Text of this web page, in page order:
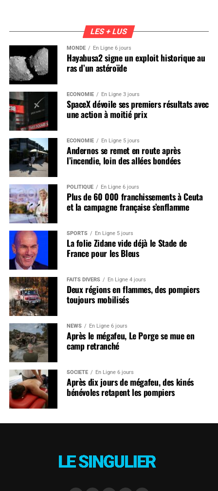
LES + LUS
MONDE En Ligne 6 jours
Hayabusa2 signe un exploit historique au
ras d’un astéroïde
ÉCONOMIE En Ligne 3 jours
SpaceX dévoile ses premiers résultats avec
une action à moitié prix
ÉCONOMIE En Ligne 5 jours
Andernos se remet en route après
l’incendie, loin des allées bondées
POLITIQUE En Ligne 6 jours
Plus de 60 000 franchissements à Ceuta
et la campagne française s’enflamme
SPORTS En Ligne 5 jours
La folie Zidane vide déjà le Stade de
France pour les Bleus
FAITS DIVERS En Ligne 4 jours
Deux régions en flammes, des pompiers
toujours mobilisés
NEWS En Ligne 6 jours
Après le mégafeu, Le Porge se mue en
camp retranché
SOCIÉTÉ En Ligne 6 jours
Après dix jours de mégafeu, des kinés
bénévoles retapent les pompiers